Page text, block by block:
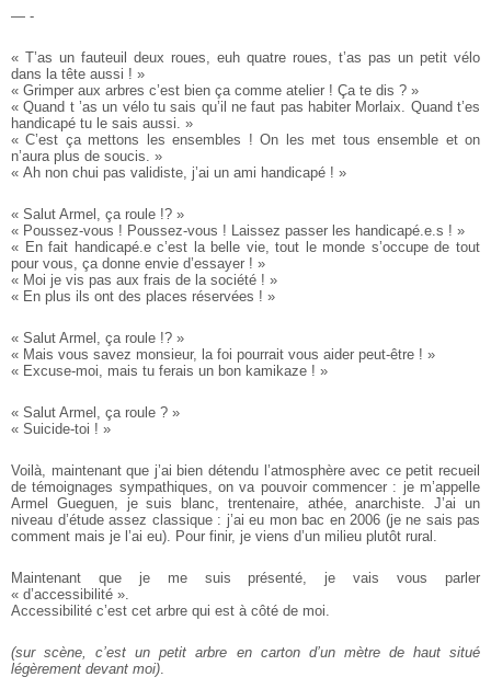
— -
« T’as un fauteuil deux roues, euh quatre roues, t’as pas un petit vélo
dans la tête aussi ! »
« Grimper aux arbres c’est bien ça comme atelier ! Ça te dis ? »
« Quand t ’as un vélo tu sais qu’il ne faut pas habiter Morlaix. Quand t’es
handicapé tu le sais aussi. »
« C’est ça mettons les ensembles ! On les met tous ensemble et on
n’aura plus de soucis. »
« Ah non chui pas validiste, j’ai un ami handicapé ! »
« Salut Armel, ça roule !? »
« Poussez-vous ! Poussez-vous ! Laissez passer les handicapé.e.s ! »
« En fait handicapé.e c’est la belle vie, tout le monde s’occupe de tout
pour vous, ça donne envie d’essayer ! »
« Moi je vis pas aux frais de la société ! »
« En plus ils ont des places réservées ! »
« Salut Armel, ça roule !? »
« Mais vous savez monsieur, la foi pourrait vous aider peut-être ! »
« Excuse-moi, mais tu ferais un bon kamikaze ! »
« Salut Armel, ça roule ? »
« Suicide-toi ! »
Voilà, maintenant que j’ai bien détendu l’atmosphère avec ce petit recueil
de témoignages sympathiques, on va pouvoir commencer : je m’appelle
Armel Gueguen, je suis blanc, trentenaire, athée, anarchiste. J’ai un
niveau d’étude assez classique : j’ai eu mon bac en 2006 (je ne sais pas
comment mais je l’ai eu). Pour finir, je viens d’un milieu plutôt rural.
Maintenant que je me suis présenté, je vais vous parler
« d’accessibilité ».
Accessibilité c’est cet arbre qui est à côté de moi.
(sur scène, c’est un petit arbre en carton d’un mètre de haut situé
légèrement devant moi)